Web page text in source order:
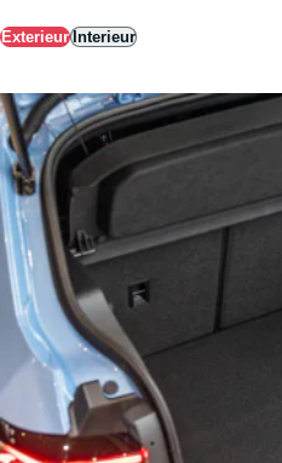
ExterieurInterieur